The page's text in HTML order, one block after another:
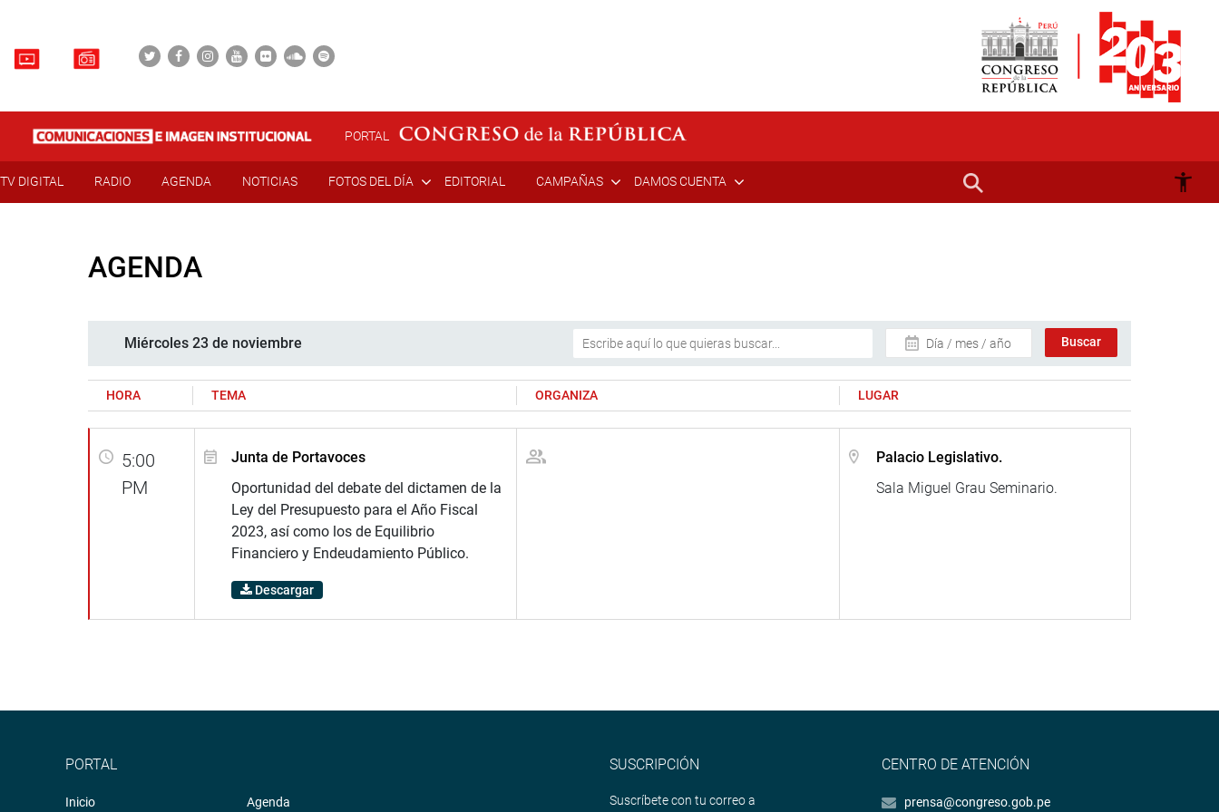
PORTAL
TV DIGITAL RADIO AGENDA NOTICIAS FOTOS DEL DÍA EDITORIAL CAMPAÑAS DAMOS CUENTA
AGENDA
Miércoles 23 de noviembre Día / mes / año
HORA TEMA ORGANIZA LUGAR
5:00
PM
Junta de Portavoces
Oportunidad del debate del dictamen de la
Ley del Presupuesto para el Año Fiscal
2023, así como los de Equilibrio
Financiero y Endeudamiento Público.
Descargar
Palacio Legislativo.
Sala Miguel Grau Seminario.
PORTAL
Inicio Agenda
SUSCRIPCIÓN
Suscríbete con tu correo a
CENTRO DE ATENCIÓN
prensa@congreso.gob.pe